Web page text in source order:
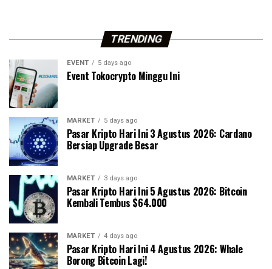
TRENDING
EVENT 5 days ago
Event Tokocrypto Minggu Ini
MARKET 5 days ago
Pasar Kripto Hari Ini 3 Agustus 2026: Cardano
Bersiap Upgrade Besar
MARKET 3 days ago
Pasar Kripto Hari Ini 5 Agustus 2026: Bitcoin
Kembali Tembus $64.000
MARKET 4 days ago
Pasar Kripto Hari Ini 4 Agustus 2026: Whale
Borong Bitcoin Lagi!